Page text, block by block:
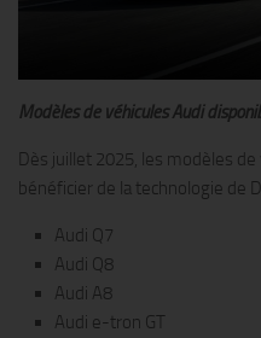
Modèles de véhicules Audi
Dès juillet 2025, les modèles
bénéficier de la technologie de
Audi Q7
Audi Q8
Audi A8
Audi e-tron GT